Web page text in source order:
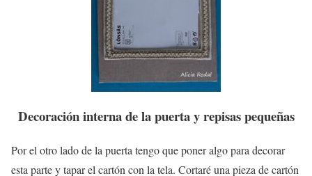
Decoración interna de la puerta y repisas pequeñas
Por el otro lado de la puerta tengo que poner algo para decorar
esta parte y tapar el cartón con la tela. Cortaré una pieza de cartón